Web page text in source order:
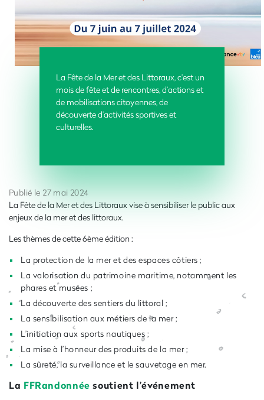
La Fête de la Mer et des Littoraux, c'est un
mois de fête et de rencontres, d’actions et
de mobilisations citoyennes, de
découverte d’activités sportives et
culturelles.
Publié le 27 mai 2024
La Fête de la Mer et des Littoraux vise à sensibiliser le public aux
enjeux de la mer et des littoraux.
Les thèmes de cette 6ème édition :
La protection de la mer et des espaces côtiers ;
La valorisation du patrimoine maritime, notamment les
phares et musées ;
La découverte des sentiers du littoral ;
La sensibilisation aux métiers de la mer ;
L’initiation aux sports nautiques ;
La mise à l’honneur des produits de la mer ;
La sûreté, la surveillance et le sauvetage en mer.
La FFRandonnée soutient l’événement